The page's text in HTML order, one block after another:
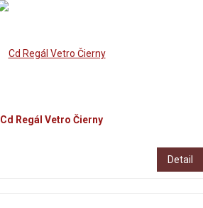
Cd Regál Vetro Čierny
Detail